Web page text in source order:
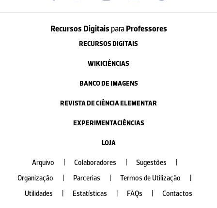
Recursos Digitais paraProfessores
RECURSOS DIGITAIS
WIKICIÊNCIAS
BANCO DE IMAGENS
REVISTA DE CIÊNCIA ELEMENTAR
EXPERIMENTACIÊNCIAS
LOJA
Arquivo Colaboradores Sugestões
Organização
Parcerias Termos de Utilização
Utilidades
Estatísticas FAQs Contactos